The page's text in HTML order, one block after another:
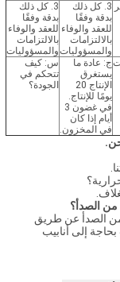
3. كل ذلك
بدقة وفقًا
للعقد والوفاء
بالالتزامات
والمسؤوليات
3. كل ذلك
بدقة وفقًا
للعقد والوفاء
بالالتزامات
والمسؤوليات
ج: عادة ما
يستغرق
الإنتاج 20
يومًا للإنتاج.
في غضون 3
أيام إذا كان
في المخزون.
س: كيف
تتحكم في
الجودة؟
الصدأ؟
الصدأ عن طريق
إلى أنابيب